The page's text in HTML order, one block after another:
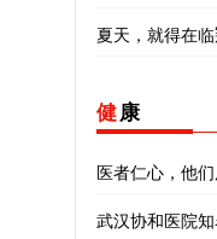
夏天，就得在
健康
医者仁心，他